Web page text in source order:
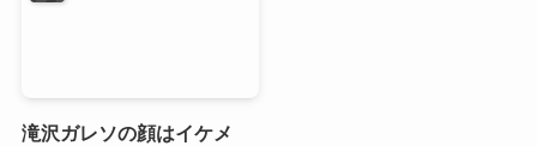
滝沢ガレソの顔はイケメ